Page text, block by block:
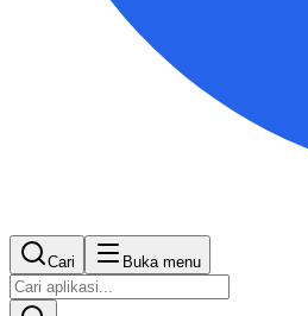
Cari Buka menu